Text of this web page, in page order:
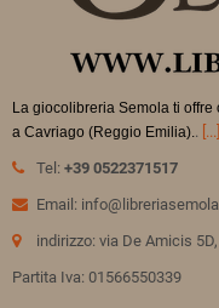
La giocolibreria Semola ti
a Cavriago (Reggio Emilia).. [...]
Tel: +39 0522371517
Email:
indirizzo: via De Amicis
Partita Iva: 01566550339